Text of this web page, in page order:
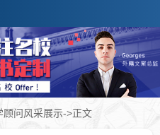
顾问风采展示->正文